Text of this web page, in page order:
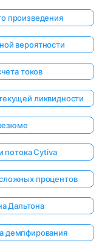
произведения
вероятности
токов
ликвидности
потока Cytiva
процентов
Дальтона
демпфирования